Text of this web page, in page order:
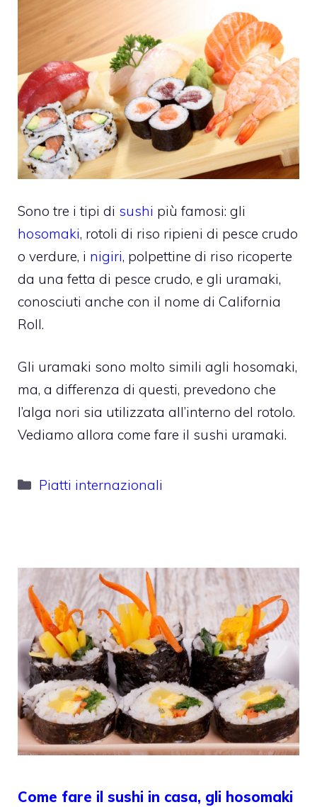
Sono tre i tipi di sushi più famosi: gli
hosomaki, rotoli di riso ripieni di pesce crudo
o verdure, i nigiri, polpettine di riso ricoperte
da una fetta di pesce crudo, e gli uramaki,
conosciuti anche con il nome di California
Roll.
Gli uramaki sono molto simili agli hosomaki,
ma, a differenza di questi, prevedono che
l’alga nori sia utilizzata all’interno del rotolo.
Vediamo allora come fare il sushi uramaki.
Categorie
Piatti internazionali
Come fare il sushi in casa, gli hosomaki